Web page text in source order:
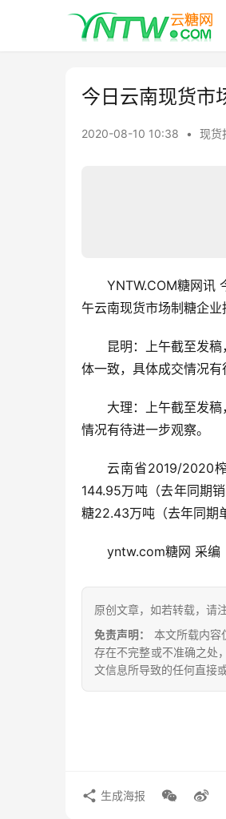
今日云南现货市
2020-08-10 10:38 • 现货
YNTW.COM糖网讯
午云南现货市场制糖企业
昆明：上午截至发
体一致，具体成交情况有
大理：上午截至发
情况有待进一步观察。
云南省2019/2020
144.95万吨（去年同期销
糖22.43万吨（去年同期
yntw.com糖网 采编
原创文章，如若转载，
免责声明：
本文所载内容
存在不完整或不准确之处
文信息所导致的任何直接
生成海报